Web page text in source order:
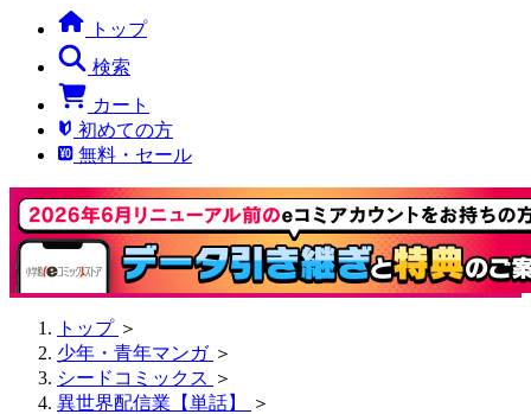
トップ
検索
カート
初めての方
無料・セール
トップ ＞
少年・青年マンガ ＞
シードコミックス ＞
異世界配信業【単話】
＞